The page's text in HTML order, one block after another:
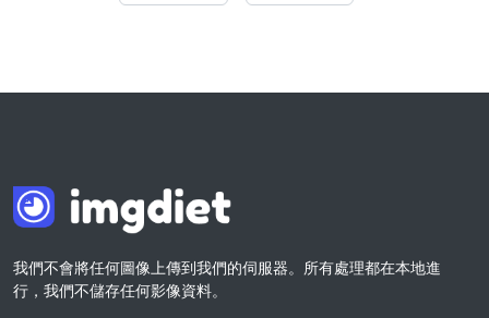
我們不會將任何圖像上傳到我們的伺服器。所有處理都在本地進
行，我們不儲存任何影像資料。